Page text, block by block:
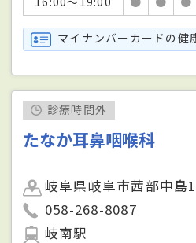
マイナンバーカードの健
診療時間外
たなか耳鼻咽喉科
岐阜県岐阜市茜部中島
058-268-8087
岐南駅